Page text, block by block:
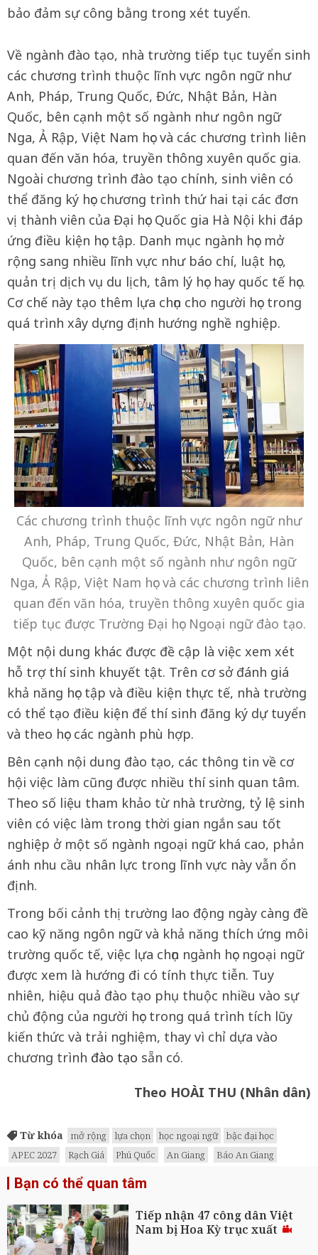
bảo đảm sự công bằng trong xét tuyển.
Về ngành đào tạo, nhà trường tiếp tục tuyển sinh
các chương trình thuộc lĩnh vực ngôn ngữ như
Anh, Pháp, Trung Quốc, Đức, Nhật Bản, Hàn
Quốc, bên cạnh một số ngành như ngôn ngữ
Nga, Ả Rập, Việt Nam học và các chương trình liên
quan đến văn hóa, truyền thông xuyên quốc gia.
Ngoài chương trình đào tạo chính, sinh viên có
thể đăng ký học chương trình thứ hai tại các đơn
vị thành viên của Đại học Quốc gia Hà Nội khi đáp
ứng điều kiện học tập. Danh mục ngành học mở
rộng sang nhiều lĩnh vực như báo chí, luật học,
quản trị dịch vụ du lịch, tâm lý học hay quốc tế học.
Cơ chế này tạo thêm lựa chọn cho người học trong
quá trình xây dựng định hướng nghề nghiệp.
Các chương trình thuộc lĩnh vực ngôn ngữ như
Anh, Pháp, Trung Quốc, Đức, Nhật Bản, Hàn
Quốc, bên cạnh một số ngành như ngôn ngữ
Nga, Ả Rập, Việt Nam học và các chương trình liên
quan đến văn hóa, truyền thông xuyên quốc gia
tiếp tục được Trường Đại học Ngoại ngữ đào tạo.
Một nội dung khác được đề cập là việc xem xét
hỗ trợ thí sinh khuyết tật. Trên cơ sở đánh giá
khả năng học tập và điều kiện thực tế, nhà trường
có thể tạo điều kiện để thí sinh đăng ký dự tuyển
và theo học các ngành phù hợp.
Bên cạnh nội dung đào tạo, các thông tin về cơ
hội việc làm cũng được nhiều thí sinh quan tâm.
Theo số liệu tham khảo từ nhà trường, tỷ lệ sinh
viên có việc làm trong thời gian ngắn sau tốt
nghiệp ở một số ngành ngoại ngữ khá cao, phản
ánh nhu cầu nhân lực trong lĩnh vực này vẫn ổn
định.
Trong bối cảnh thị trường lao động ngày càng đề
cao kỹ năng ngôn ngữ và khả năng thích ứng môi
trường quốc tế, việc lựa chọn ngành học ngoại ngữ
được xem là hướng đi có tính thực tiễn. Tuy
nhiên, hiệu quả đào tạo phụ thuộc nhiều vào sự
chủ động của người học trong quá trình tích lũy
kiến thức và trải nghiệm, thay vì chỉ dựa vào
chương trình đào tạo sẵn có.
Theo HOÀI THU (Nhân dân)
Từ khóa mở rộng lựa chọn học ngoại ngữ
bậc đại học
APEC 2027
Rạch Giá Phú Quốc An Giang Báo An Giang
Bạn có thể quan tâm
Tiếp nhận 47 công dân Việt
Nam bị Hoa Kỳ trục xuất